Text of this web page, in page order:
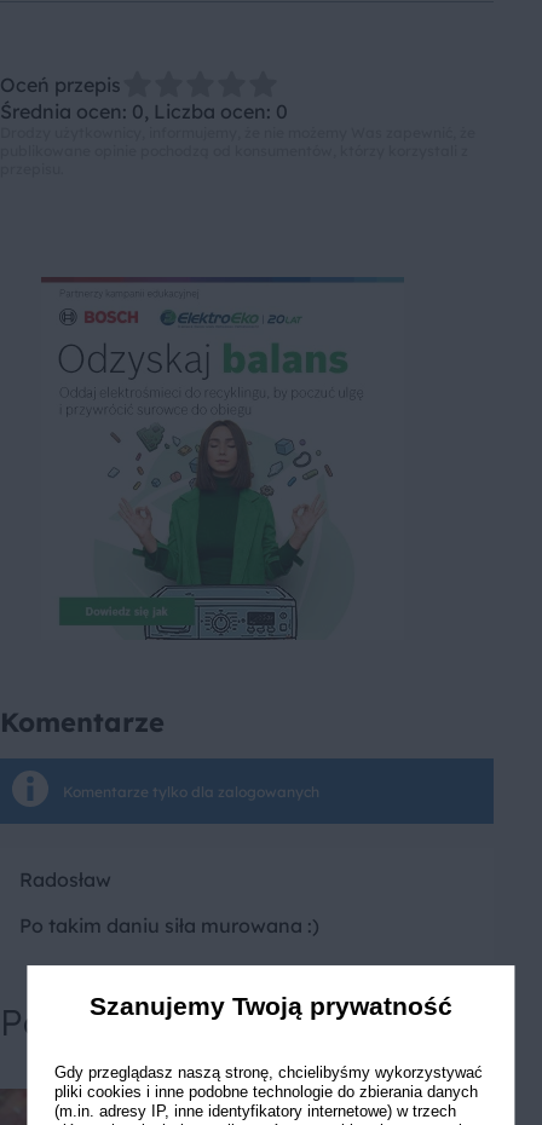
Oceń przepis
Średnia ocen: 0, Liczba ocen: 0
Komentarze
Komentarze tylko dla zalogowanych
Radosław
Po takim daniu siła murowana :)
Powiązane przepisy
Szanujemy Twoją prywatność
Gdy przeglądasz naszą stronę, chcielibyśmy wykorzystywać
pliki cookies i inne podobne technologie do zbierania danych
(m.in. adresy IP, inne identyfikatory internetowe) w trzech